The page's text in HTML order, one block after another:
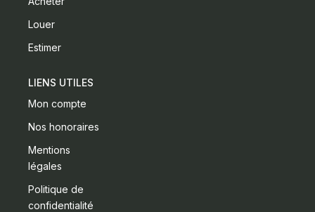
Louer
Estimer
LIENS UTILES
Mon compte
Nos honoraires
Mentions
légales
Politique de
confidentialité